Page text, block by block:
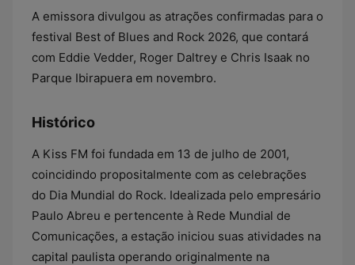
A emissora divulgou as atrações confirmadas para o
festival Best of Blues and Rock 2026, que contará
com Eddie Vedder, Roger Daltrey e Chris Isaak no
Parque Ibirapuera em novembro.
Histórico
A Kiss FM foi fundada em 13 de julho de 2001,
coincidindo propositalmente com as celebrações
do Dia Mundial do Rock. Idealizada pelo empresário
Paulo Abreu e pertencente à Rede Mundial de
Comunicações, a estação iniciou suas atividades na
capital paulista operando originalmente na